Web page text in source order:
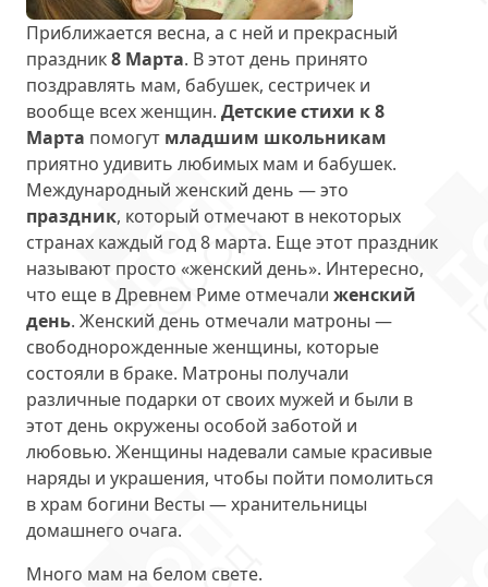
Приближается весна, а с ней и прекрасный
праздник8 Марта. В этот день принято
поздравлять мам, бабушек, сестричек и
вообще всех женщин. Детские стихи к 8
Марта помогут младшим школьникам
приятно удивить любимых мам и бабушек.
Международный женский день — это
праздник, который отмечают в некоторых
странах каждый год 8 марта. Еще этот праздник
называют просто «женский день». Интересно,
что еще в Древнем Риме отмечали женский
день. Женский день отмечали матроны —
свободнорожденные женщины, которые
состояли в браке. Матроны получали
различные подарки от своих мужей и были в
этот день окружены особой заботой и
любовью. Женщины надевали самые красивые
наряды и украшения, чтобы пойти помолиться
в храм богини Весты — хранительницы
домашнего очага.
Много мам на белом свете.